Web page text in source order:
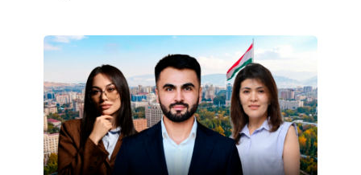
ВНЕШНЕГО
ВИДА
НОВОГО
УСТРОЙСТВА
ОТ
OPENAI